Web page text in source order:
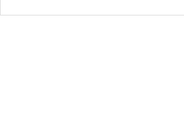
Premiere: HORST am